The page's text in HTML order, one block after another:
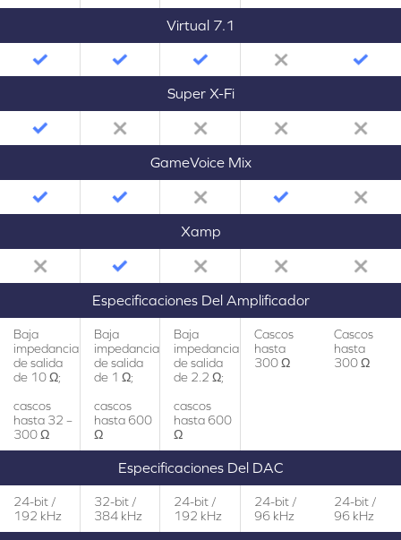
Virtual 7.1
Super X-Fi
GameVoice Mix
Xamp
Especificaciones Del Amplificador
Baja
impedancia
de salida
de 10 Ω;
cascos
hasta 32 –
300 Ω
Baja
impedancia
de salida
de 1 Ω;
cascos
hasta 600
Ω
Baja
impedancia
de salida
de 2.2 Ω;
cascos
hasta 600
Ω
Cascos
hasta
300 Ω
Cascos
hasta
300 Ω
Especificaciones Del DAC
24-bit /
192 kHz
32-bit /
384 kHz
24-bit /
192 kHz
24-bit /
96 kHz
24-bit /
96 kHz